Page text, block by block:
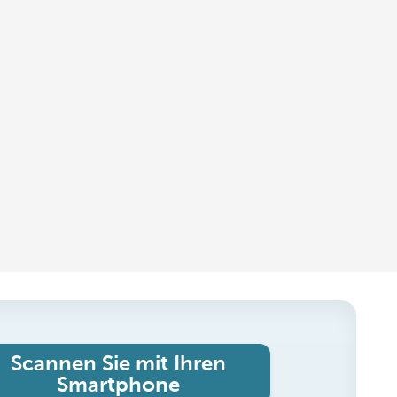
Scannen Sie mit Ihren
Smartphone